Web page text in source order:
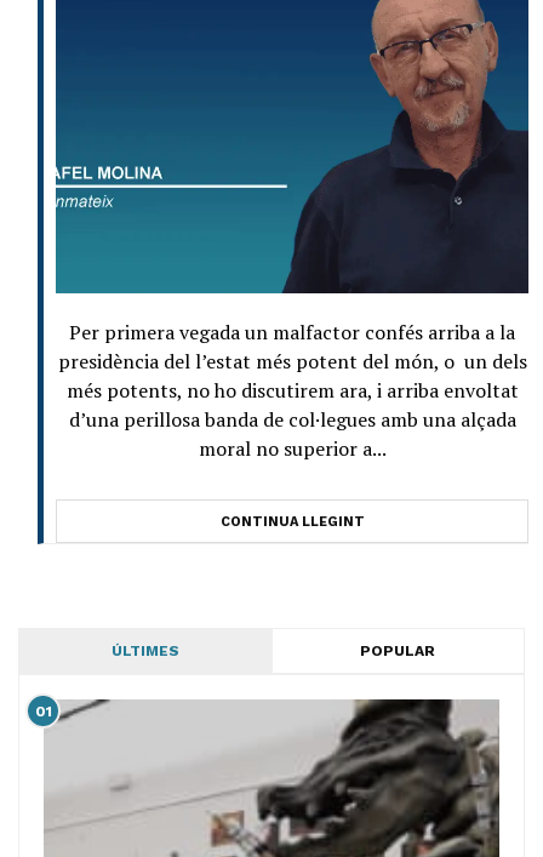
Per primera vegada un malfactor confés arriba a la
presidència del l’estat més potent del món, o un dels
més potents, no ho discutirem ara, i arriba envoltat
d’una perillosa banda de col·legues amb una alçada
moral no superior a...
CONTINUA LLEGINT
ÚLTIMES POPULAR
01